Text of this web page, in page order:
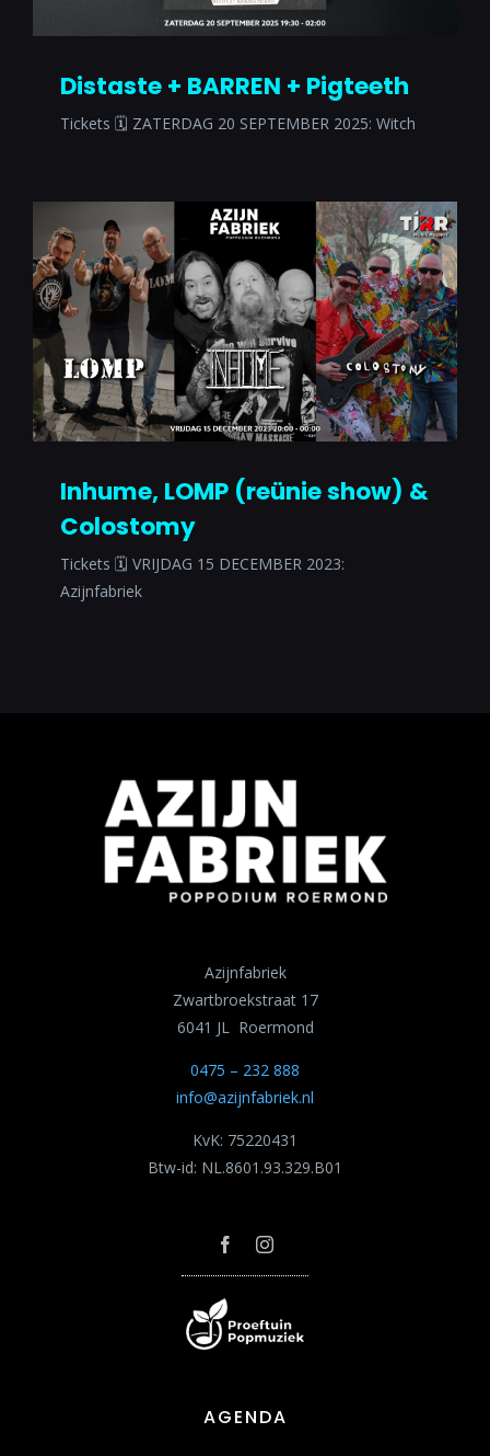
Distaste + BARREN + Pigteeth
Tickets 🗓 ZATERDAG 20 SEPTEMBER 2025: Witch
Inhume, LOMP (reünie show) &
Colostomy
Tickets 🗓 VRIJDAG 15 DECEMBER 2023:
Azijnfabriek
AGENDA
Azijnfabriek
Zwartbroekstraat 17
6041 JL Roermond
0475 – 232 888
info@azijnfabriek.nl
KvK: 75220431
Btw-id: NL.8601.93.329.B01